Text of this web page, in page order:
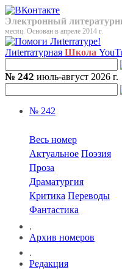
Электронный
месяц. Основан в апреле 2014 г.
Лиterraтурная Школа
№ 242 июль-август 2026 г.
№ 242
Весь номер
Актуальное Поэзия
Проза
Драматургия
Критика Переводы
Фантастика
.
Архив номеров
.
Редакция